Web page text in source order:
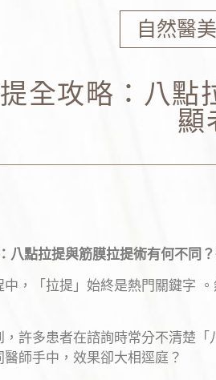
自然醫美
全攻略：八點
顯
八點拉提與筋膜拉提術有何不同
，「拉提」始終是熱門關鍵字
許多患者在諮詢時常分不清楚
師手中，效果卻大相逕庭？